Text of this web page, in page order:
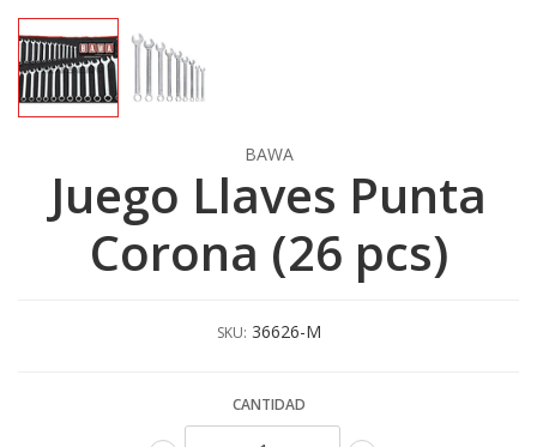
BAWA
Juego Llaves Punta
Corona (26 pcs)
SKU: 36626-M
CANTIDAD